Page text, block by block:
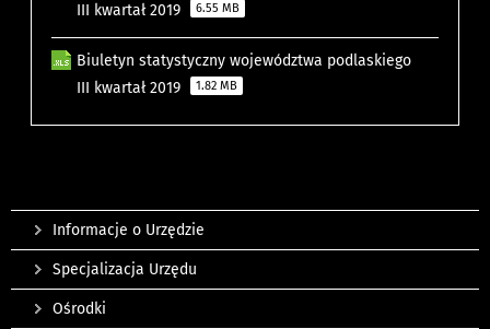
III kwartał 2019
6.55 MB
Biuletyn statystyczny województwa podlaskiego
III kwartał 2019
1.82 MB
Informacje o Urzędzie
Specjalizacja Urzędu
Ośrodki